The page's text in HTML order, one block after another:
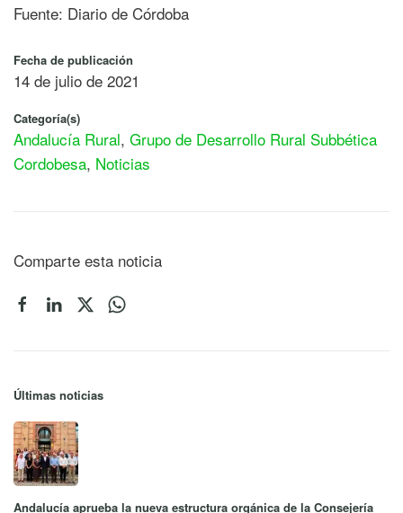
Fuente: Diario de Córdoba
Fecha de publicación
14 de julio de 2021
Categoría(s)
Andalucía Rural, Grupo de Desarrollo Rural Subbética
Cordobesa, Noticias
Comparte esta noticia
Últimas noticias
Andalucía aprueba la nueva estructura orgánica de la Consejería